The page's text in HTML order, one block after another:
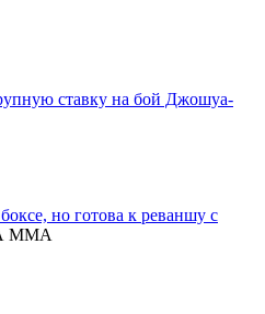
ставку на бой Джошуа-
но готова к реваншу с
MMA